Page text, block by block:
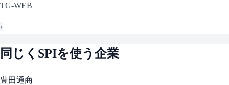
TG-WEB
›
同じく SPIを使う企業
豊田通商